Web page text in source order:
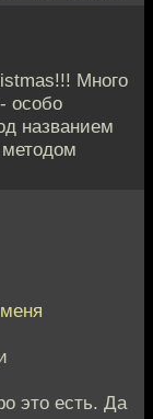
Много
особо
названием
это есть. Да